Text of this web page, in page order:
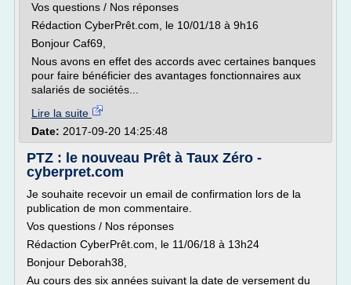
Vos questions / Nos réponses
Rédaction CyberPrêt.com, le 10/01/18 à 9h16
Bonjour Caf69,
Nous avons en effet des accords avec certaines banques
pour faire bénéficier des avantages fonctionnaires aux
salariés de sociétés...
Lire la suite
Date: 2017-09-20 14:25:48
PTZ : le nouveau Prêt à Taux Zéro -
cyberpret.com
Je souhaite recevoir un email de confirmation lors de la
publication de mon commentaire.
Vos questions / Nos réponses
Rédaction CyberPrêt.com, le 11/06/18 à 13h24
Bonjour Deborah38,
Au cours des six années suivant la date de versement du